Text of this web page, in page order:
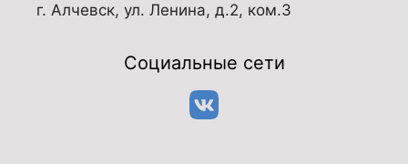
г. Алчевск, ул. Ленина, д.2, ком.3
Социальные сети